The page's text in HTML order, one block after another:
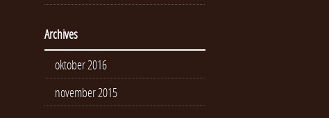
Archives
oktober 2016
november 2015